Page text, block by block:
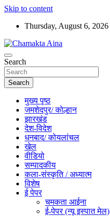
Skip to content
Thursday, August 6, 2026
Chamakta Aina
Hindi News Paper – Jharkhand
Search
Search
मुख्य पृष्ठ
जमशेदपुर/ कोल्हान
झारखंड
देश-विदेश
धनबाद/ कोयलांचल
खेल
वीडियो
सम्पादकीय
कला-संस्कृति / अध्यात्म
विशेष
ई पेपर
चमकता आईना
ई-पेपर (न्यू इस्पात मेल)